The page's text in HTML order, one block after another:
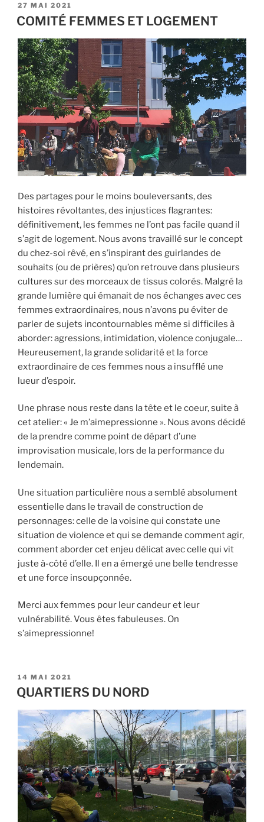
PUBLIÉ
LE
27 MAI 2021
COMITÉ FEMMES ET LOGEMENT
Des partages pour le moins bouleversants, des
histoires révoltantes, des injustices flagrantes:
définitivement, les femmes ne l’ont pas facile quand il
s’agit de logement. Nous avons travaillé sur le concept
du chez-soi rêvé, en s’inspirant des guirlandes de
souhaits (ou de prières) qu’on retrouve dans plusieurs
cultures sur des morceaux de tissus colorés. Malgré la
grande lumière qui émanait de nos échanges avec ces
femmes extraordinaires, nous n’avons pu éviter de
parler de sujets incontournables même si difficiles à
aborder: agressions, intimidation, violence conjugale…
Heureusement, la grande solidarité et la force
extraordinaire de ces femmes nous a insufflé une
lueur d’espoir.
Une phrase nous reste dans la tête et le coeur, suite à
cet atelier: « Je m’aimepressionne ». Nous avons décidé
de la prendre comme point de départ d’une
improvisation musicale, lors de la performance du
lendemain.
Une situation particulière nous a semblé absolument
essentielle dans le travail de construction de
personnages: celle de la voisine qui constate une
situation de violence et qui se demande comment agir,
comment aborder cet enjeu délicat avec celle qui vit
juste à-côté d’elle. Il en a émergé une belle tendresse
et une force insoupçonnée.
Merci aux femmes pour leur candeur et leur
vulnérabilité. Vous êtes fabuleuses. On
s’aimepressionne!
PUBLIÉ
LE
14 MAI 2021
QUARTIERS DU NORD